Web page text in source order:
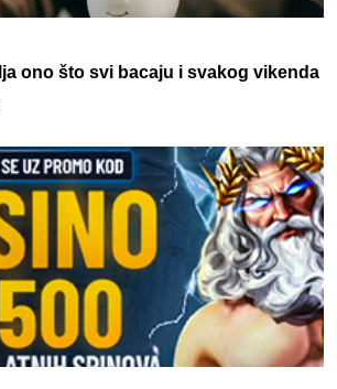
ono što svi bacaju i svakog vikenda